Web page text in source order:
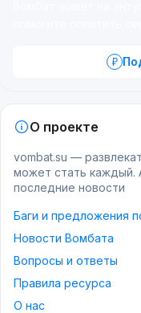
О проекте
vombat.su —
может стать каждый.
последние новости
Баги и предложения
Новости Вомбата
Вопросы и ответы
Правила ресурса
О нас